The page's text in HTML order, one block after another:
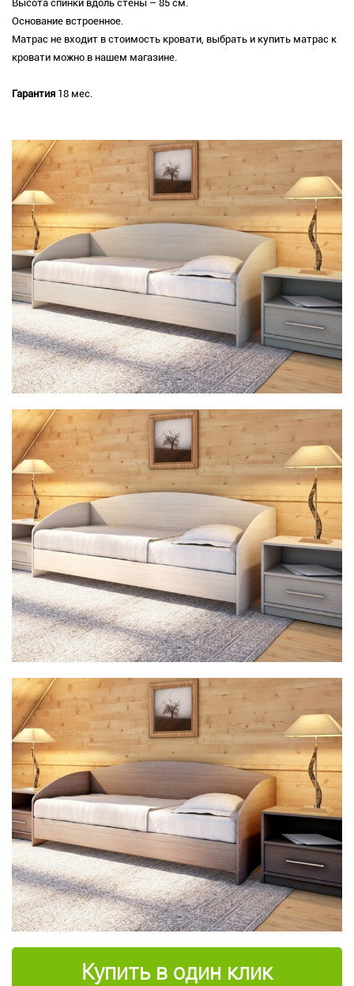
Высота спинки вдоль стены – 85 см.
Основание встроенное.
Матрас не входит в стоимость кровати, выбрать и купить матрас к
кровати можно в нашем магазине.
Гарантия 18 мес.
Купить в один клик